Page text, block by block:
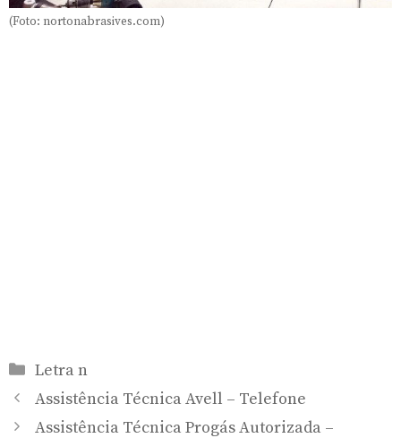
(Foto: nortonabrasives.com)
Categorias
Letra n
Assistência Técnica Avell – Telefone
Assistência Técnica Progás Autorizada –